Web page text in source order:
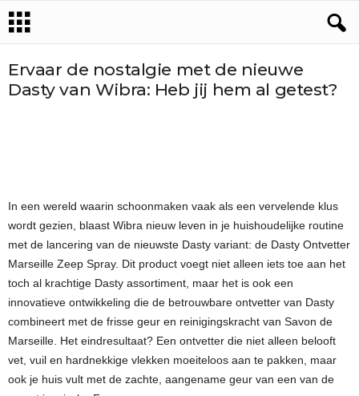
Ervaar de nostalgie met de nieuwe
Dasty van Wibra: Heb jij hem al getest?
In een wereld waarin schoonmaken vaak als een vervelende klus
wordt gezien, blaast Wibra nieuw leven in je huishoudelijke routine
met de lancering van de nieuwste Dasty variant: de Dasty Ontvetter
Marseille Zeep Spray. Dit product voegt niet alleen iets toe aan het
toch al krachtige Dasty assortiment, maar het is ook een
innovatieve ontwikkeling die de betrouwbare ontvetter van Dasty
combineert met de frisse geur en reinigingskracht van Savon de
Marseille. Het eindresultaat? Een ontvetter die niet alleen belooft
vet, vuil en hardnekkige vlekken moeiteloos aan te pakken, maar
ook je huis vult met de zachte, aangename geur van een van de